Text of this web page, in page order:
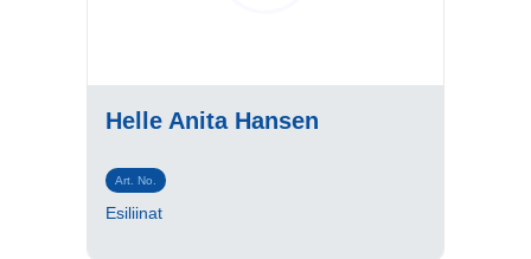
Helle Anita Hansen
Art. No.
Esiliinat